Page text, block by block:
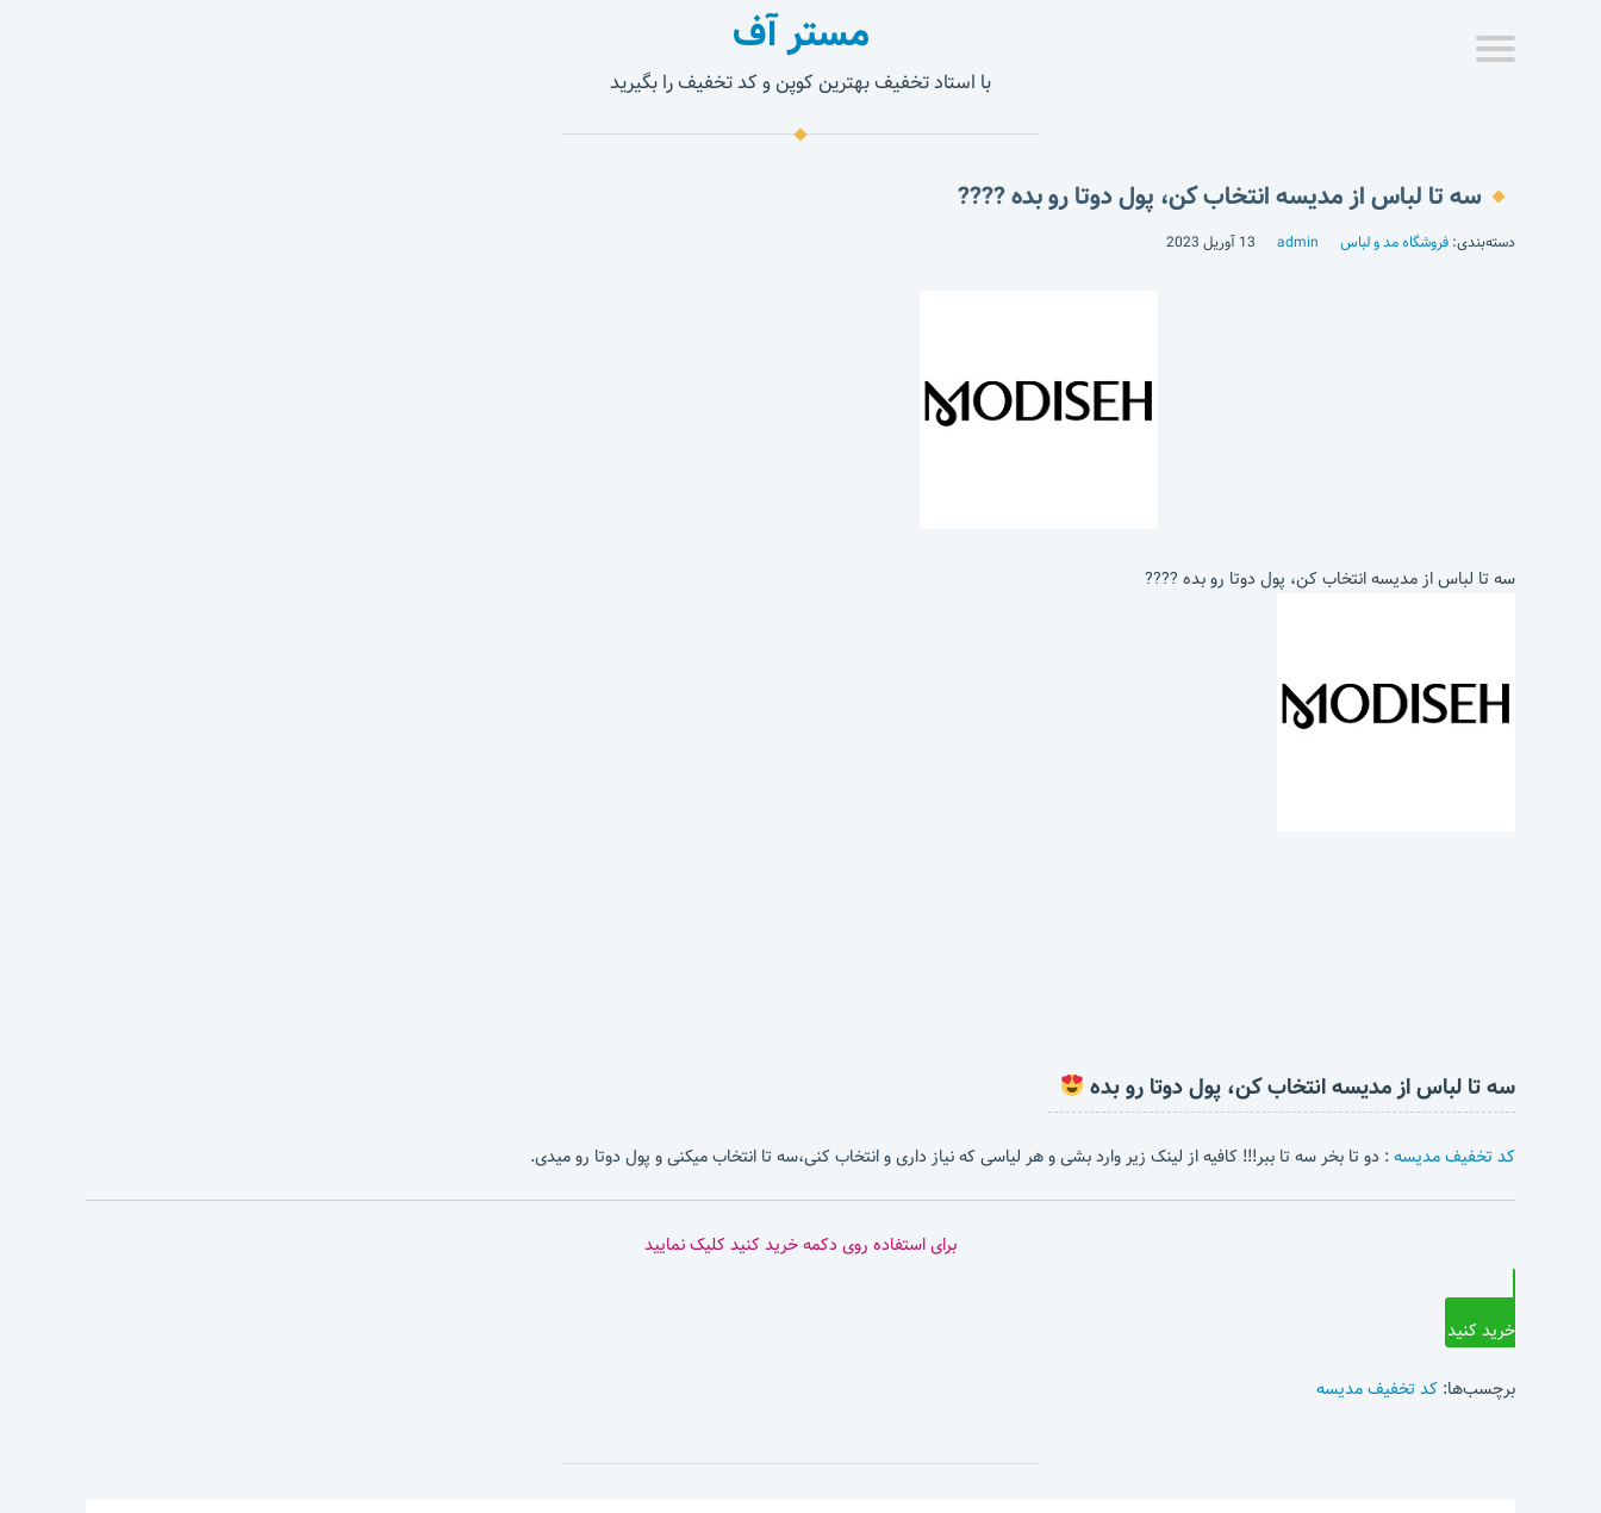
مستر آف
با استاد تخفیف بهترین کوپن و کد تخفیف را بگیرید
سه تا لباس از مدیسه انتخاب کن، پول دوتا رو بده ????
دسته‌بندی: فروشگاه مد و لباس admin 13 آوریل 2023
سه تا لباس از مدیسه انتخاب کن، پول دوتا رو بده ????
سه تا لباس از مدیسه انتخاب کن، پول دوتا رو بده
کد تخفیف مدیسه: دو تا بخر سه تا ببر!!! کافیه از لینک زیر وارد بشی و هر لیاسی که نیاز داری و انتخاب کنی،سه تا انتخاب میکنی و پول دوتا رو میدی.
برای استفاده روی دکمه خرید کنید کلیک نمایید
خرید کنید
برچسب‌ها: کد تخفیف مدیسه